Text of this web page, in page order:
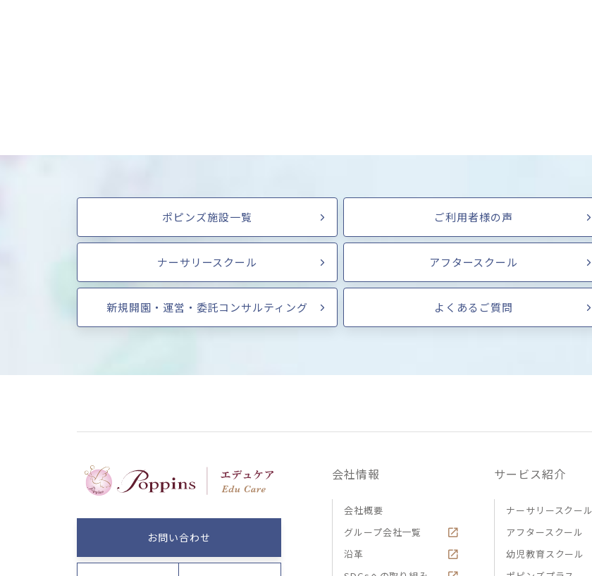
ポピンズ施設一覧 ご利用者様の声
ナーサリースクール アフタースクール
新規開園・運営・委託コンサルティング よくあるご質問
お問い合わせ
会社情報
会社概要
グループ会社一覧
沿革
サービス紹介
ナーサリースクール
アフタースクール
幼児教育スクール